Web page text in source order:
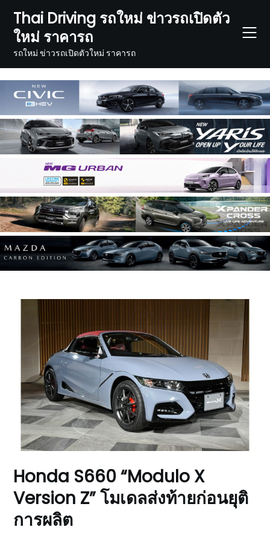
content
Thai Driving รถใหม่ ข่าวรถเปิดตัว
ใหม่ ราคารถ
รถใหม่ ข่าวรถเปิดตัวใหม่ ราคารถ
Honda S660 “Modulo X
Version Z” โมเดลส่งท้ายก่อนยุติ
การผลิต